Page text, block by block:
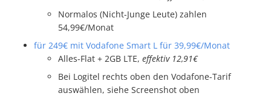
Normalos (Nicht-Junge Leute) zahlen
54,99€/Monat
für 249€ mit Vodafone Smart L für 39,99€/Monat
Alles-Flat + 2GB LTE, effektiv 12,91€
Bei Logitel rechts oben den Vodafone-Tarif
auswählen, siehe Screenshot oben